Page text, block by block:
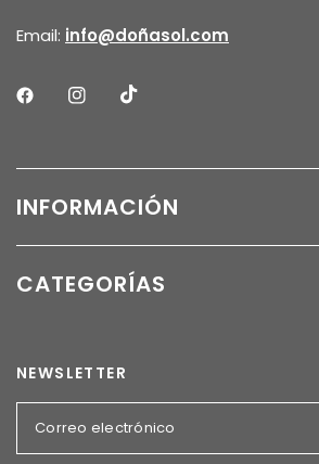
Email: info@doñasol.com
INFORMACIÓN
CATEGORÍAS
NEWSLETTER
Correo electrónico